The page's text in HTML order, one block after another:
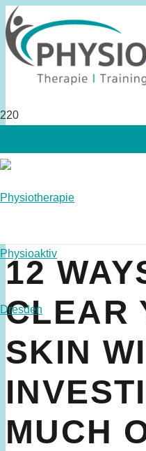
12
CLEAR
SKIN
MUCH